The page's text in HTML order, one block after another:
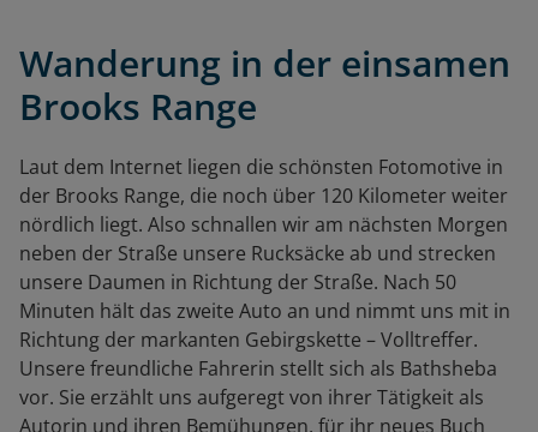
Wanderung in der einsamen
Brooks Range
Laut dem Internet liegen die schönsten Fotomotive in
der Brooks Range, die noch über 120 Kilometer weiter
nördlich liegt. Also schnallen wir am nächsten Morgen
neben der Straße unsere Rucksäcke ab und strecken
unsere Daumen in Richtung der Straße. Nach 50
Minuten hält das zweite Auto an und nimmt uns mit in
Richtung der markanten Gebirgskette – Volltreffer.
Unsere freundliche Fahrerin stellt sich als Bathsheba
vor. Sie erzählt uns aufgeregt von ihrer Tätigkeit als
Autorin und ihren Bemühungen, für ihr neues Buch